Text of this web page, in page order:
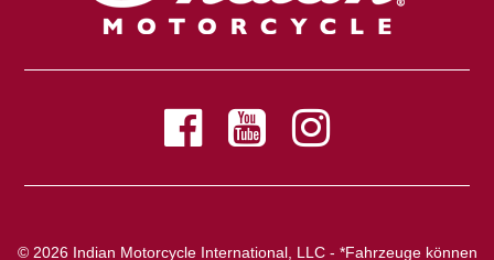
© 2026 Indian Motorcycle International, LLC - *Fahrzeuge können